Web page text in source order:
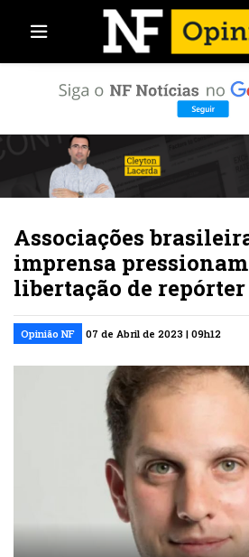
Associações
imprensa
libertação de
Opinião NF 07 de Abril de 2023 | 09h12